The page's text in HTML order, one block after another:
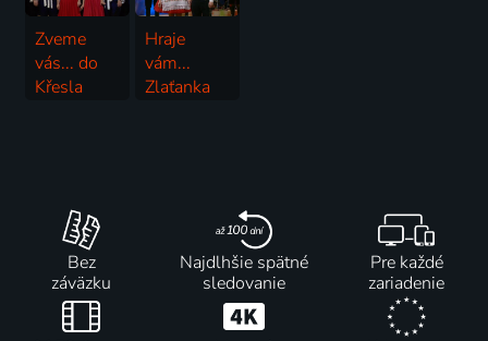
Zveme
vás... do
Křesla
Hraje
vám...
Zlaťanka
Bez
záväzku
Najdlhšie spätné
sledovanie
Pre každé
zariadenie